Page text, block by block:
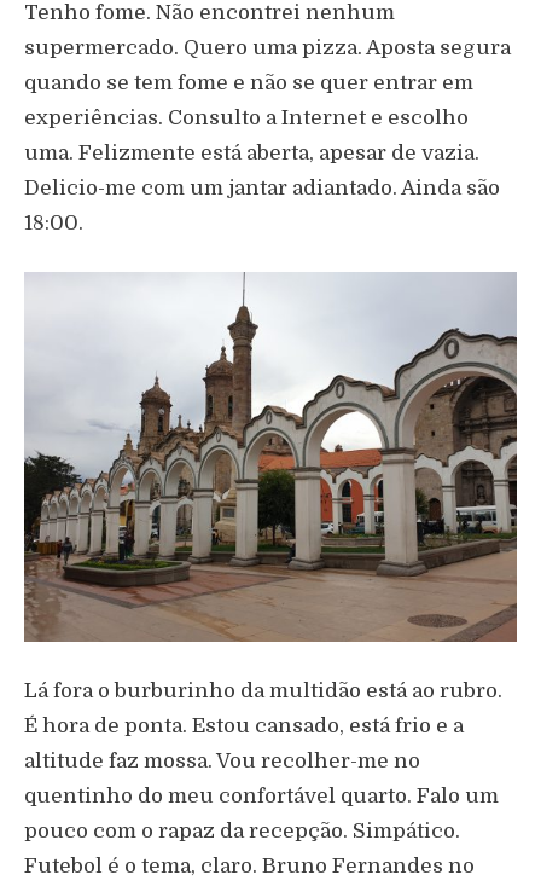
Tenho fome. Não encontrei nenhum
supermercado. Quero uma pizza. Aposta segura
quando se tem fome e não se quer entrar em
experiências. Consulto a Internet e escolho
uma. Felizmente está aberta, apesar de vazia.
Delicio-me com um jantar adiantado. Ainda são
18:00.
Lá fora o burburinho da multidão está ao rubro.
É hora de ponta. Estou cansado, está frio e a
altitude faz mossa. Vou recolher-me no
quentinho do meu confortável quarto. Falo um
pouco com o rapaz da recepção. Simpático.
Futebol é o tema, claro. Bruno Fernandes no